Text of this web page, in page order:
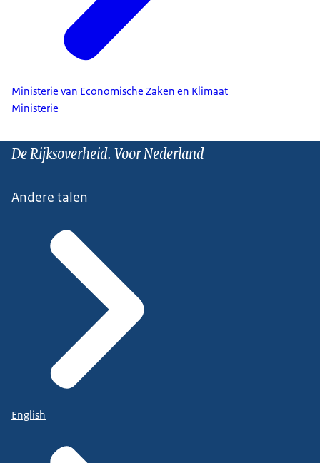
Ministerie van Economische Zaken en Klimaat
Ministerie
De Rijksoverheid. Voor Nederland
Andere talen
English